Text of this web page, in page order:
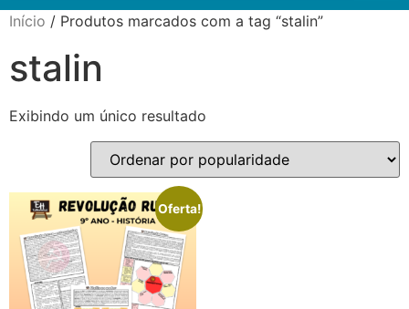
Início / Produtos marcados com a tag “stalin”
stalin
Exibindo um único resultado
Oferta!